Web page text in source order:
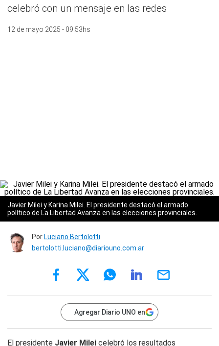
celebró con un mensaje en las redes
12 de mayo 2025 - 09:53hs
Javier Milei y Karina Milei. El presidente destacó el armado
político de La Libertad Avanza en las elecciones provinciales.
Por Luciano Bertolotti
bertolotti.luciano@diariouno.com.ar
Agregar Diario UNO en
El presidente Javier Milei celebró los resultados